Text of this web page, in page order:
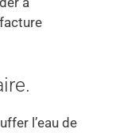
l’eau de